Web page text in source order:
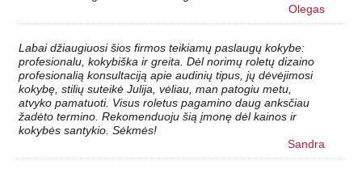
Olegas
Labai džiaugiuosi šios firmos teikiamų paslaugų kokybe:
profesionalu, kokybiška ir greita. Dėl norimų roletų dizaino
profesionalią konsultaciją apie audinių tipus, jų dėvėjimosi
kokybę, stilių suteikė Julija, vėliau, man patogiu metu,
atvyko pamatuoti. Visus roletus pagamino daug anksčiau
žadėto termino. Rekomenduoju šią įmonę dėl kainos ir
kokybės santykio. Sėkmės!
Sandra